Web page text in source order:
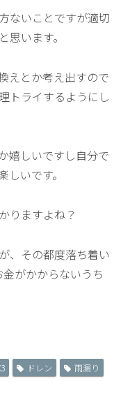
ないことですが適切
います。
えとか考え出すので
トライするようにし
嬉しいですし自分で
いです。
りますよね？
、その都度落ち着い
がかからないうち
ドレン
雨漏り